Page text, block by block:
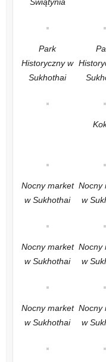
Park
Historyczny w
Sukhothai
Nocny market
w Sukhothai
Nocny
w
Nocny market
w Sukhothai
Nocny
w
Nocny market
w Sukhothai
Nocny
w